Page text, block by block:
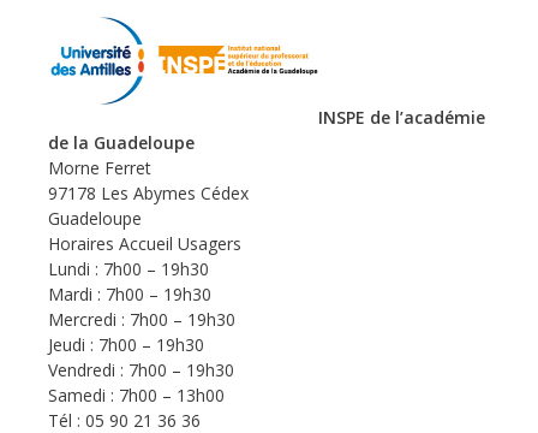
INSPE de l’académie
de la Guadeloupe
Morne Ferret
97178 Les Abymes Cédex
Guadeloupe
Horaires Accueil Usagers
Lundi : 7h00 – 19h30
Mardi : 7h00 – 19h30
Mercredi : 7h00 – 19h30
Jeudi : 7h00 – 19h30
Vendredi : 7h00 – 19h30
Samedi : 7h00 – 13h00
Tél : 05 90 21 36 36